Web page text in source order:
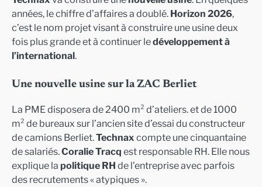
années, le chiffre d’affaires a doublé. Horizon 2026,
c’est le nom projet visant à construire une usine deux
fois plus grande et à continuer ledéveloppement à
l’international.
Une nouvelle usine sur la ZAC Berliet
La PME disposera de 2400 m² d’ateliers. et de 1000
m² de bureaux sur l’ancien site d’essai du constructeur
de camions Berliet.Technax compte une cinquantaine
de salariés.Coralie Tracq est responsable RH. Elle nous
explique la politique RH de l’entreprise avec parfois
des recrutements « atypiques ».